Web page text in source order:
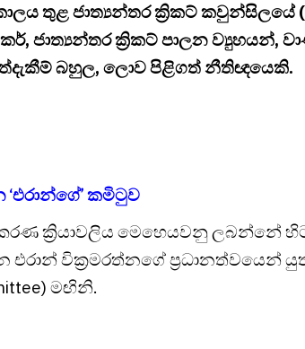
තුළ ජාත්‍යන්තර ක්‍රිකට් කවුන්සිලයේ
ජාත්‍යන්තර ක්‍රිකට් පාලන ව්‍යුහයන්,
බහුල, ලොව පිළිගත් නීතිඥයෙකි.
කමිටුව
ක්‍රියාවලිය මෙහෙයවනු ලබන්නේ
වික්‍රමරත්නගේ ප්‍රධානත්වයෙන් යුත්
මඟිනි.